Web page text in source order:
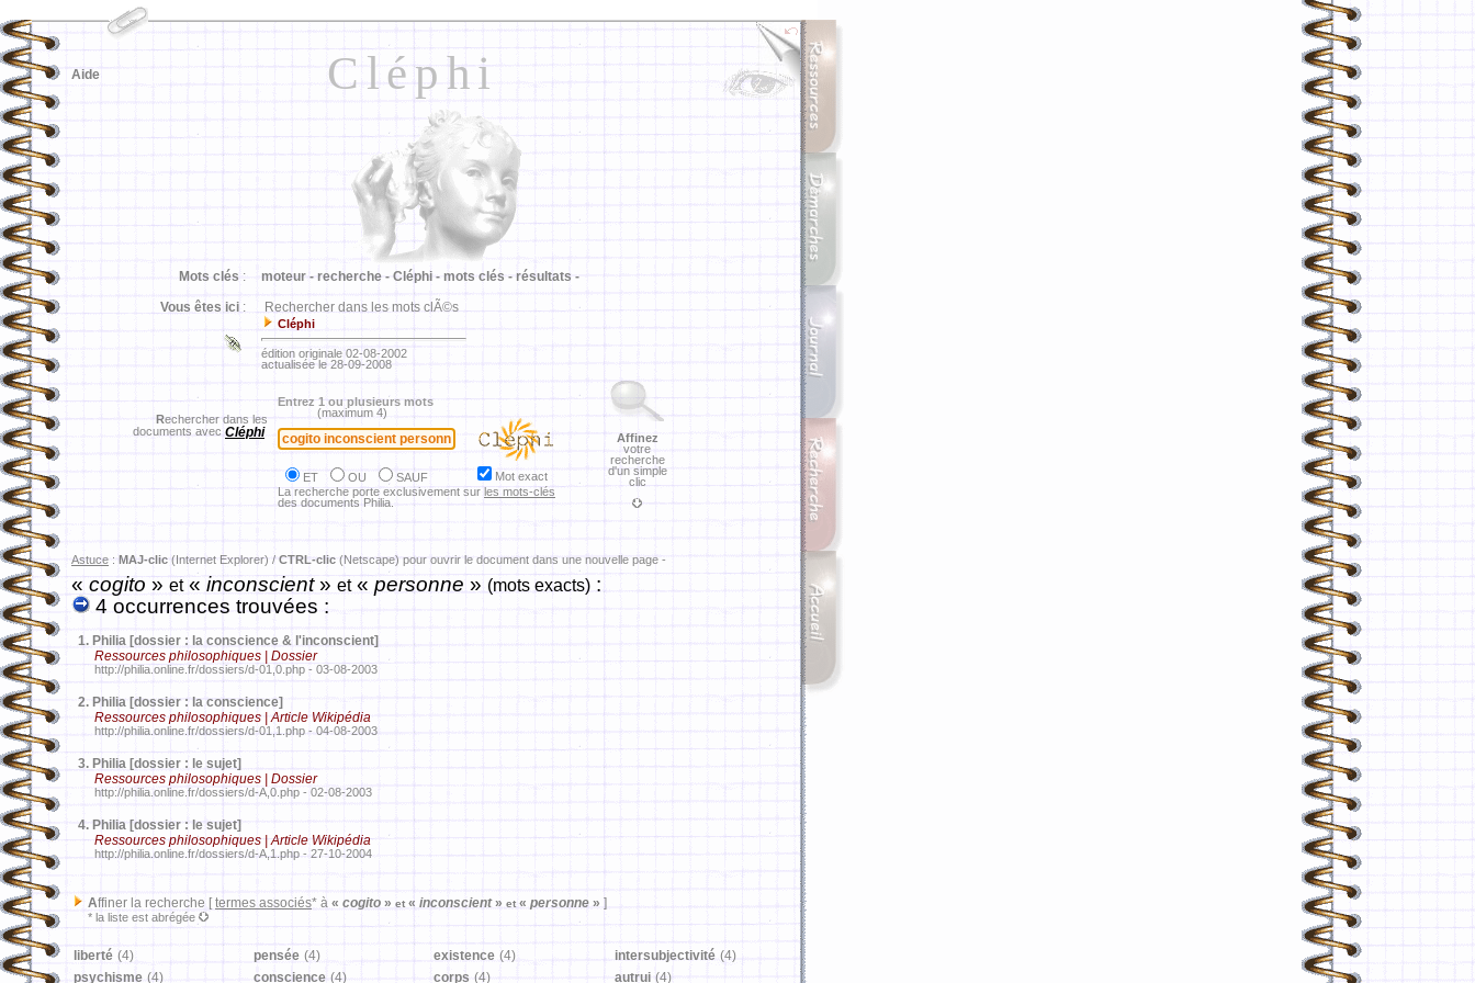
Cléphi
Aide
Mots clés : moteur - recherche - Cléphi - mots clés - résultats -
Vous êtes ici : Rechercher dans les mots clÃ©s
Cléphi
édition originale 02-08-2002
actualisée le 28-09-2008
Rechercher dans les
documents avec Cléphi
Entrez 1 ou plusieurs mots
(maximum 4)
ET OU SAUF
Mot exact
La recherche porte exclusivement sur les mots-clés
des documents Philia.
Affinez
votre
recherche
d'un simple
clic
Astuce : MAJ-clic (Internet Explorer) / CTRL-clic (Netscape) pour ouvrir le document dans une nouvelle page -
«cogito » et« inconscient» et« personne » (mots exacts) :
4 occurrences trouvées :
1. Philia [dossier : la conscience & l'inconscient]
Ressources philosophiques | Dossier
http://philia.online.fr/dossiers/d-01,0.php - 03-08-2003
2. Philia [dossier : la conscience]
Ressources philosophiques | Article Wikipédia
http://philia.online.fr/dossiers/d-01,1.php - 04-08-2003
3. Philia [dossier : le sujet]
Ressources philosophiques | Dossier
http://philia.online.fr/dossiers/d-A,0.php - 02-08-2003
4. Philia [dossier : le sujet]
Ressources philosophiques | Article Wikipédia
http://philia.online.fr/dossiers/d-A,1.php - 27-10-2004
Affiner la recherche [ termes associés* à « cogito » et « inconscient» et« personne » ]
* la liste est abrégée
liberté (4) pensée (4) existence (4) intersubjectivité (4)
psychisme (4) conscience (4) corps (4) autrui (4)